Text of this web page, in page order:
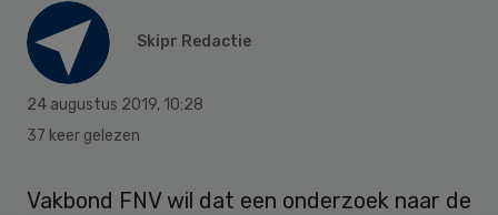
Skipr Redactie
24 augustus 2019, 10:28
37 keer gelezen
Vakbond FNV wil dat een onderzoek naar de